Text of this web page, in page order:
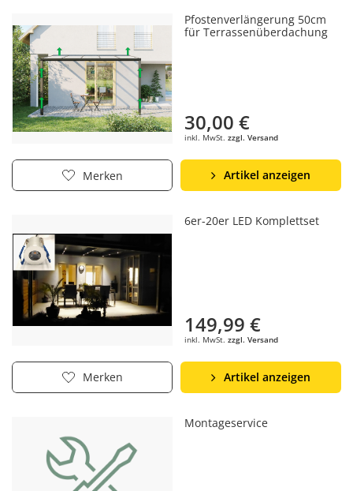
Pfostenverlängerung 50cm
für Terrassenüberdachung
30,00 €
inkl. MwSt. zzgl. Versand
Merken Artikel anzeigen
6er-20er LED Komplettset
149,99 €
inkl. MwSt. zzgl. Versand
Merken Artikel anzeigen
Montageservice